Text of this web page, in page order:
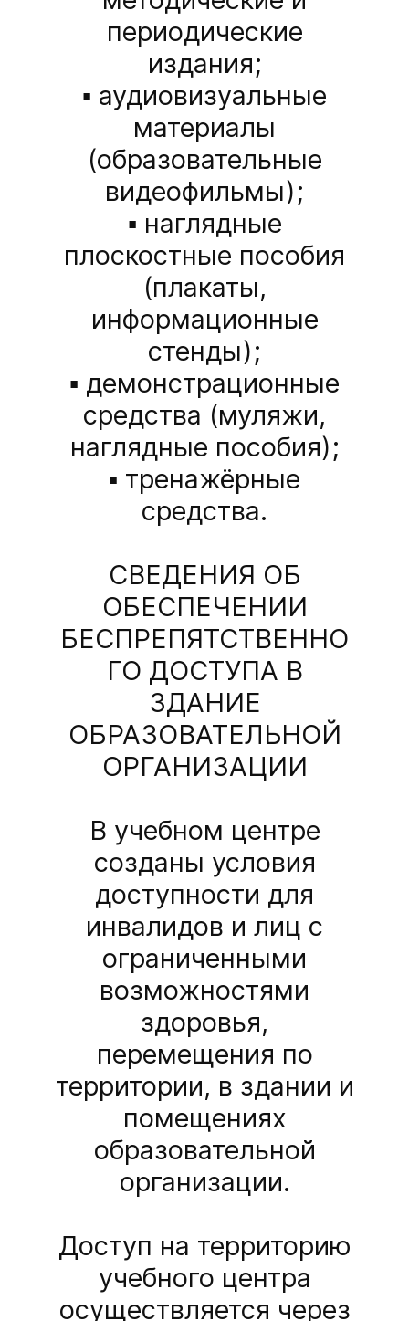
периодические
издания;
▪ аудиовизуальные
материалы
(образовательные
видеофильмы);
▪ наглядные
плоскостные пособия
(плакаты,
информационные
стенды);
▪ демонстрационные
средства (муляжи,
наглядные пособия);
▪ тренажёрные
средства.
СВЕДЕНИЯ ОБ
ОБЕСПЕЧЕНИИ
БЕСПРЕПЯТСТВЕННО
ГО ДОСТУПА В
ЗДАНИЕ
ОБРАЗОВАТЕЛЬНОЙ
ОРГАНИЗАЦИИ
В учебном центре
созданы условия
доступности для
инвалидов и лиц с
ограниченными
возможностями
здоровья,
перемещения по
территории, в здании и
помещениях
образовательной
организации.
Доступ на территорию
учебного центра
осуществляется через